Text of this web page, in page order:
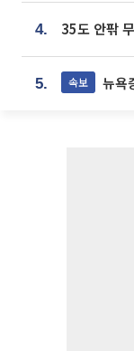
4.
5. 속보 뉴욕